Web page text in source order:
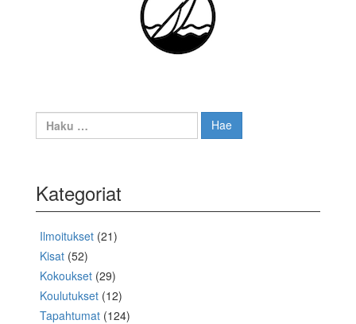
Haku:
Kategoriat
Ilmoitukset (21)
Kisat (52)
Kokoukset (29)
Koulutukset (12)
Tapahtumat (124)